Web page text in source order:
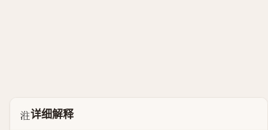
𣶂详细解释